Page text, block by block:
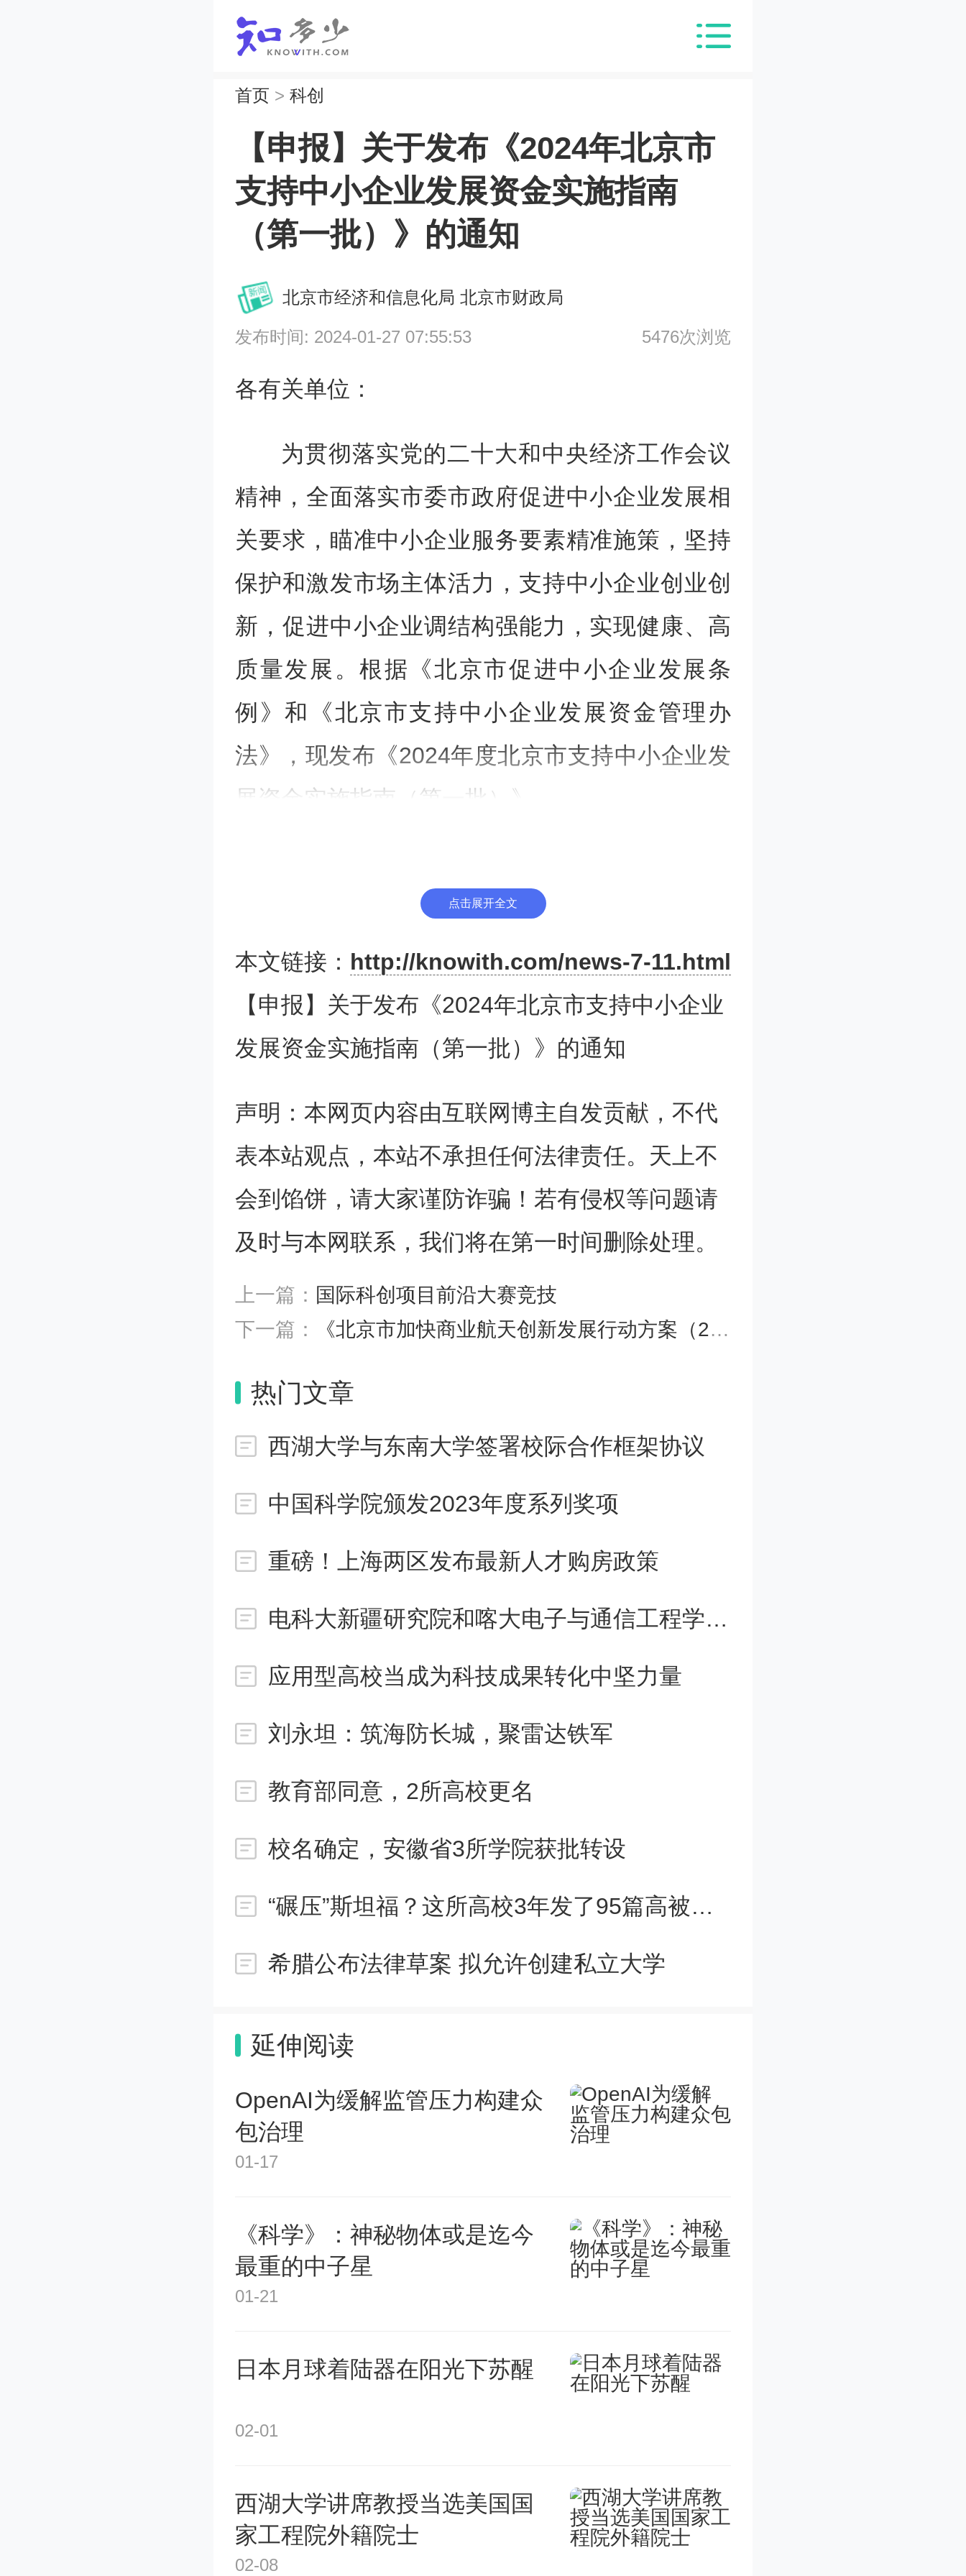
首页 > 科创
【申报】关于发布《2024年北京市
支持中小企业发展资金实施指南
（第一批）》的通知
北京市经济和信息化局 北京市财政局
发布时间: 2024-01-27 07:55:53 5476次浏览
各有关单位：
为贯彻落实党的二十大和中央经济工作会议
精神，全面落实市委市政府促进中小企业发展相
关要求，瞄准中小企业服务要素精准施策，坚持
保护和激发市场主体活力，支持中小企业创业创
新，促进中小企业调结构强能力，实现健康、高
质量发展。根据《北京市促进中小企业发展条
例》和《北京市支持中小企业发展资金管理办
法》，现发布《2024年度北京市支持中小企业发
展资金实施指南（第一批）》。
方向1 中小企业服务体系绩效评价奖励。经
北京市经济和信息化局认定的中小企业公共服务
23年度服务绩效评价结果较好的，分级分档给予
服务绩效资金奖励。绩效评价不合格的，包括未
参加评价、未达到评价标准中基础门槛条件或绩
效评价得分不足80分的，撤销已授予的“示范平
台”或“示范基地”称号。(具体详见附件1)
具备“企业需求大、综合评价好、市场销量高”的
产品作为服务券配券产品。征集范围包括数字化
赋能、上云用云、人才与培训、科技创新、成果
审计、市场开拓、法律咨询等领域。对中小企业
购买使用服务券产品给予一定资金补贴，以降低
中小企业生产经营成本，资金补贴由服务机构申
中小微企业年补贴上限2万元，北京市“专精特
新”中小企业年补贴上限10万元，北京地区国家级
专精特新“小巨人”企业年补贴上限20万元。单笔
（具体要求详见附件2）。
2023年度国家级中小企业特色产业集群进行一次
度国家级中小企业特色产业集群名单见附件3）。
京2024”中小企业创新创业大赛的获奖项目给予
一定资金奖励。具体奖励标准另行发布。
方向5中小企业“首次贷款”补贴。对在北京市
贷款服务中心登记的、2024年1月1日-2024年12
业“首次贷款”业务，给予100bp的贴息或担保费用
补助，补贴期限原则上不超过1年，逾期或展期不
点击展开全文
本文链接： http://knowith.com/news-7-11.html
【申报】关于发布《2024年北京市支持中小企业
发展资金实施指南（第一批）》的通知
声明：本网页内容由互联网博主自发贡献，不代
表本站观点，本站不承担任何法律责任。天上不
会到馅饼，请大家谨防诈骗！若有侵权等问题请
及时与本网联系，我们将在第一时间删除处理。
上一篇： 国际科创项目前沿大赛竞技
下一篇：
《北京市加快商业航天创新发展行动方案（2024-2028年）》
热门文章
西湖大学与东南大学签署校际合作框架协议
中国科学院颁发2023年度系列奖项
重磅！上海两区发布最新人才购房政策
电科大新疆研究院和喀大电子与通信工程学院揭牌筹建
应用型高校当成为科技成果转化中坚力量
刘永坦：筑海防长城，聚雷达铁军
教育部同意，2所高校更名
校名确定，安徽省3所学院获批转设
“碾压”斯坦福？这所高校3年发了95篇高被引数学论文
希腊公布法律草案 拟允许创建私立大学
延伸阅读
OpenAI为缓解监管压力构建众
包治理
01-17
《科学》：神秘物体或是迄今
最重的中子星
01-21
日本月球着陆器在阳光下苏醒
02-01
西湖大学讲席教授当选美国国
家工程院外籍院士
02-08